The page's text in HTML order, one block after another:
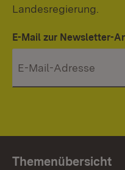
Landesregierung.
E-Mail zur Newsletter-
Themenübersicht